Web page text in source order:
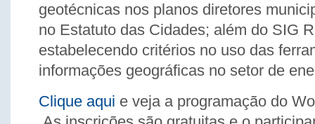
geotécnicas nos planos diretores
no Estatuto das Cidades; além do SIG
estabelecendo critérios no uso das
informações geográficas no setor de
Clique aqui e veja a programação do